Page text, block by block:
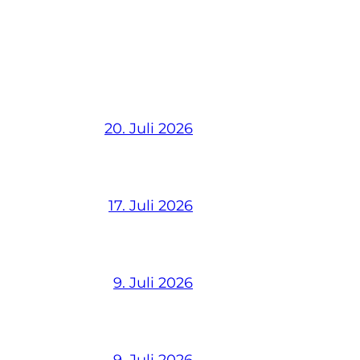
20. Juli 2026
17. Juli 2026
9. Juli 2026